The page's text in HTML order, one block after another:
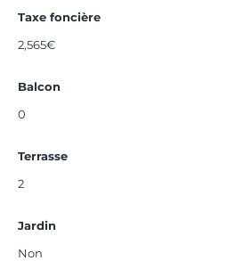
Taxe foncière
2,565€
Balcon
0
Terrasse
2
Jardin
Non